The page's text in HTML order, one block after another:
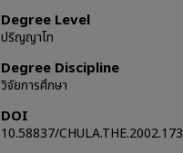
Degree Level
ปริญญาโท
Degree Discipline
วิจัยการศึกษา
DOI
10.58837/CHULA.THE.2002.173